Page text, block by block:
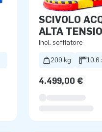
SCIVOLO
ALTA
Incl. soffiatore
209 kg 10.6
4.499,00 €